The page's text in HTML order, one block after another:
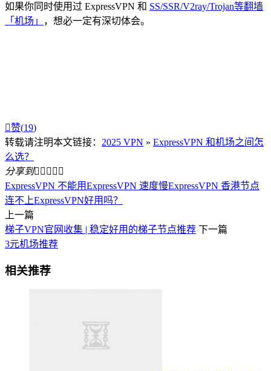
如果你同时使用过 ExpressVPN 和 SS/SSR/V2ray/Trojan等翻墙
「机场」
，想必一定有深切体会。
赞(19)
转载请注明本文链接： 2025 VPN » ExpressVPN 和机场之间怎
么选？
分享到    
ExpressVPN 不能用ExpressVPN 速度慢ExpressVPN 香港节点
连不上ExpressVPN好用吗？
上一篇
梯子VPN官网收集 | 稳定好用的梯子节点推荐 下一篇
3元机场推荐
相关推荐